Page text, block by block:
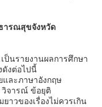
ารณสุขจังหวัด
เป็นรายงานผลการศึกษา
ดังต่อไปนี้
ละภาษาอังกฤษ
จารณ์ ข้อยุติ
าวของเรื่องไม่ควรเกิน